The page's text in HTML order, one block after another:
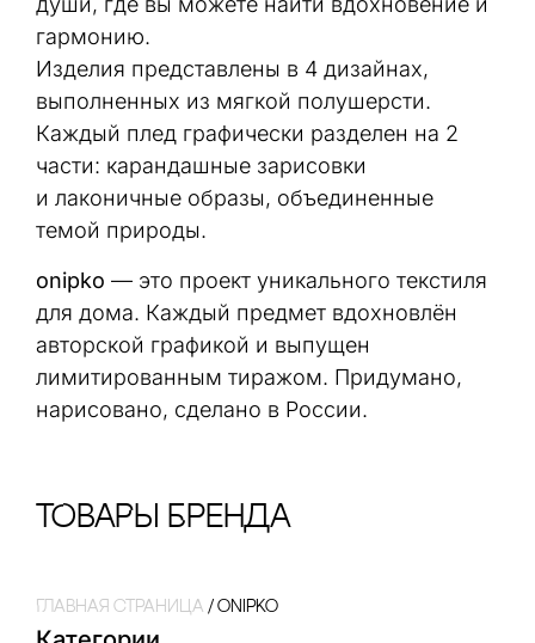
гармонию.
Изделия представлены в 4 дизайнах,
выполненных из мягкой полушерсти.
Каждый плед графически разделен на 2
части: карандашные зарисовки
и лаконичные образы, объединенные
темой природы.
onipko — это проект уникального текстиля
для дома. Каждый предмет вдохновлён
авторской графикой и выпущен
лимитированным тиражом. Придумано,
нарисовано, сделано в России.
тОваРы Бренда
Главная страница / onipko